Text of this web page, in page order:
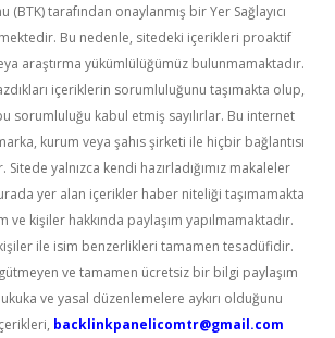
(BTK) tarafından onaylanmış bir Yer Sağlayıcı
Bu nedenle, sitedeki içerikleri proaktif
araştırma yükümlülüğümüz bulunmamaktadır.
içeriklerin sorumluluğunu taşımakta olup,
sorumluluğu kabul etmiş sayılırlar. Bu internet
kurum veya şahıs şirketi ile hiçbir bağlantısı
yalnızca kendi hazırladığımız makaleler
yer alan içerikler haber niteliği taşımamakta
ve kişiler hakkında paylaşım yapılmamaktadır.
ile isim benzerlikleri tamamen tesadüfidir.
ve tamamen ücretsiz bir bilgi paylaşım
ve yasal düzenlemelere aykırı olduğunu
backlinkpanelicomtr@gmail.com